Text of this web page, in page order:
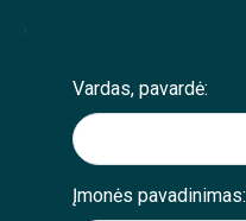
;
Vardas, pavardė:
Įmonės pavadinimas: